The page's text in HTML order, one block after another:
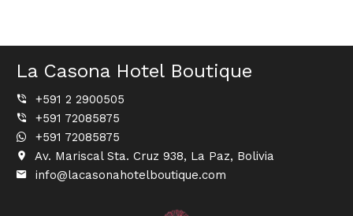
La Casona Hotel Boutique
+591 2 2900505
+591 72085875
+591 72085875
Av. Mariscal Sta. Cruz 938, La Paz, Bolivia
info@lacasonahotelboutique.com